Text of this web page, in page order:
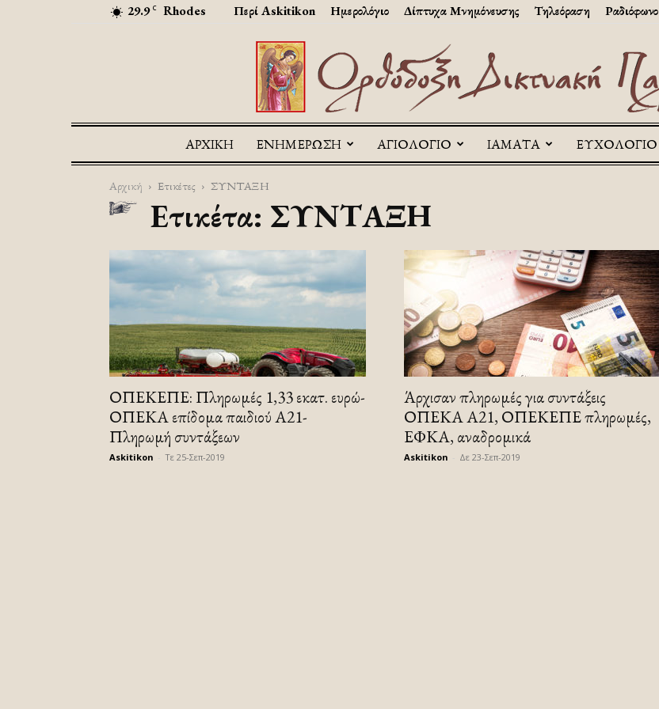
29.9 C Rhodes Περί Askitikon Ημερολόγιο Δίπτυχα Μνημόνευσης Τηλεόραση Ραδιόφωνο
Askitikon
ΑΡΧΙΚΉ ΕΝΗΜΕΡΩΣΗ ΑΓΙΟΛΟΓΙΟ ΙΑΜΑΤΑ ΕΥΧΟΛΟΓΙΟ
Αρχική Ετικέτες ΣΥΝΤΑΞΗ
Ετικέτα: ΣΥΝΤΑΞΗ
ΟΠΕΚΕΠΕ: Πληρωμές 1,33 εκατ. ευρώ-
ΟΠΕΚΑ επίδομα παιδιού Α21-
Πληρωμή συντάξεων
Askitikon Τε 25-Σεπ-2019
Άρχισαν πληρωμές για συντάξεις
ΟΠΕΚΑ Α21, ΟΠΕΚΕΠΕ πληρωμές,
ΕΦΚΑ, αναδρομικά
Askitikon Δε 23-Σεπ-2019